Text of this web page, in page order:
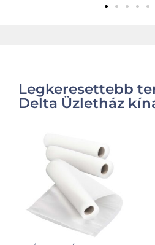
Legkeresettebb
Delta Üzletház